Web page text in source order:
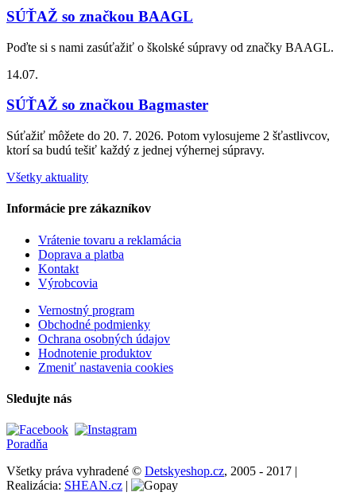
SÚŤAŽ so značkou BAAGL
Poďte si s nami zasúťažiť o školské súpravy od značky BAAGL.
14.07.
SÚŤAŽ so značkou Bagmaster
Súťažiť môžete do 20. 7. 2026. Potom vylosujeme 2 šťastlivcov,
ktorí sa budú tešiť každý z jednej výhernej súpravy.
Všetky aktuality
Informácie pre zákazníkov
Vrátenie tovaru a reklamácia
Doprava a platba
Kontakt
Výrobcovia
Vernostný program
Obchodné podmienky
Ochrana osobných údajov
Hodnotenie produktov
Zmeniť nastavenia cookies
Sledujte nás
Poradňa
Všetky práva vyhradené © Detskyeshop.cz, 2005 - 2017 |
Realizácia: SHEAN.cz |